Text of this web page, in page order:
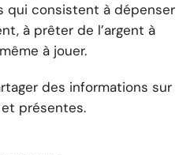
qui consistent à dépenser
à prêter de l’argent à
à jouer.
des informations sur
présentes.